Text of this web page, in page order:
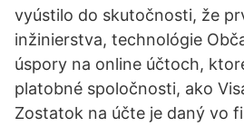
vyústilo do skutočnosti, že
inžinierstva, technológie
úspory na online účtoch,
platobné spoločnosti, ako
Zostatok na účte je daný vo